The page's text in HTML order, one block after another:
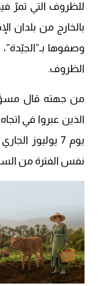
للظروف التي تمرّ
بالخارج من بلدان
وصفوها
الظروف.
من جهته قال
نفس الفترة من